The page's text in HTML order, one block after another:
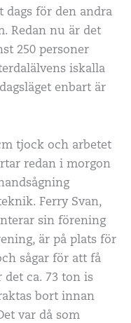
dags för den andra
Redan nu är det
250 personer
iskalla
enbart är
tjock och arbetet
redan i morgon
Ferry Svan,
sin förening
är på plats för
sågar för att få
det ca. 73 ton is
bort innan
var då som